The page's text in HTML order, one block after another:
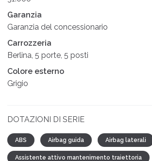
Garanzia
Garanzia del concessionario
Carrozzeria
Berlina, 5 porte, 5 posti
Colore esterno
Grigio
DOTAZIONI DI SERIE
ABS Airbag guida Airbag laterali
Assistente attivo mantenimento traiettoria